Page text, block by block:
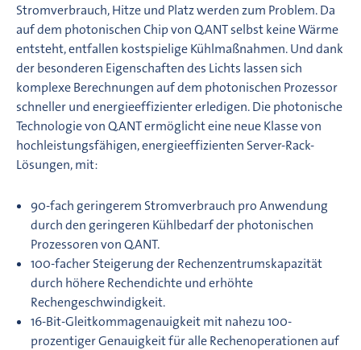
Stromverbrauch, Hitze und Platz werden zum Problem. Da
auf dem photonischen Chip von Q.ANT selbst keine Wärme
entsteht, entfallen kostspielige Kühlmaßnahmen. Und dank
der besonderen Eigenschaften des Lichts lassen sich
komplexe Berechnungen auf dem photonischen Prozessor
schneller und energieeffizienter erledigen. Die photonische
Technologie von Q.ANT ermöglicht eine neue Klasse von
hochleistungsfähigen, energieeffizienten Server-Rack-
Lösungen, mit:
90-fach geringerem Stromverbrauch pro Anwendung
durch den geringeren Kühlbedarf der photonischen
Prozessoren von Q.ANT.
100-facher Steigerung der Rechenzentrumskapazität
durch höhere Rechendichte und erhöhte
Rechengeschwindigkeit.
16-Bit-Gleitkommagenauigkeit mit nahezu 100-
prozentiger Genauigkeit für alle Rechenoperationen auf